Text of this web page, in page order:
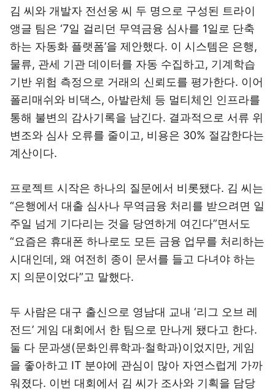
김 씨와 개발자 전선웅 씨 두 명으로 구성된 트라이
앵글 팀은 ‘7일 걸리던 무역금융 심사를 1일로 단축
하는 자동화 플랫폼’을 제안했다. 이 시스템은 은행,
물류, 관세 기관 데이터를 자동 수집하고, 기계학습
기반 위험 측정으로 거래의 신뢰도를 평가한다. 이어
폴리매쉬와 비댁스, 아발란체 등 멀티체인 인프라를
통해 불변의 감사기록을 남긴다. 결과적으로 서류 위
변조와 심사 오류를 줄이고, 비용은 30% 절감한다는
계산이다.
프로젝트 시작은 하나의 질문에서 비롯됐다. 김 씨는
“은행에서 대출 심사나 무역금융 처리를 받으려면 일
주일 넘게 기다리는 것을 당연하게 여긴다”면서도
“요즘은 휴대폰 하나로도 모든 금융 업무를 처리하는
시대인데, 왜 여전히 종이 문서를 들고 다녀야 하는
지 의문이었다”고 말했다.
두 사람은 대구 출신으로 영남대 교내 ‘리그 오브 레
전드’ 게임 대회에서 한 팀으로 만나게 됐다고 한다.
둘 다 문과생(문화인류학과·철학과)이었지만, 게임
을 좋아하고 IT 분야에 관심이 많아 자연스럽게 가까
워졌다. 이번 대회에서 김 씨가 조사와 기획을 담당